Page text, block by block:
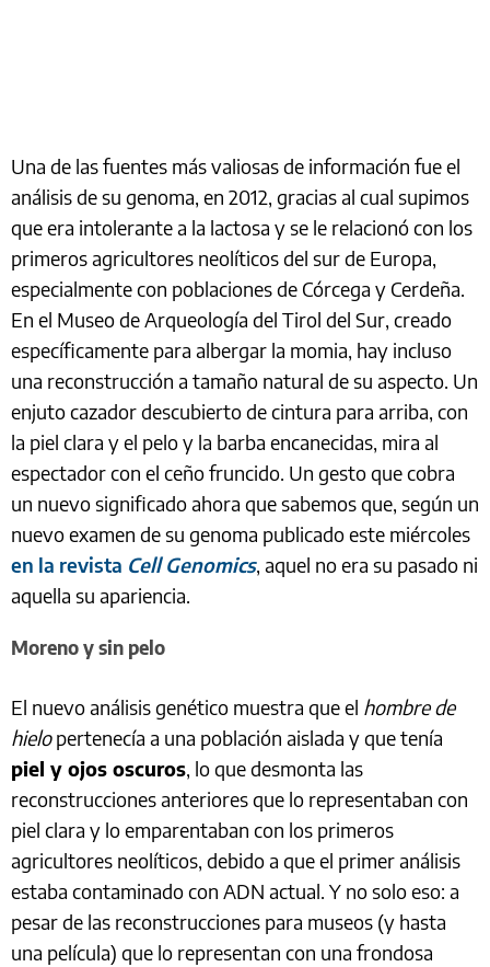
Una de las fuentes más valiosas de información fue el
análisis de su genoma, en 2012, gracias al cual supimos
que era intolerante a la lactosa y se le relacionó con los
primeros agricultores neolíticos del sur de Europa,
especialmente con poblaciones de Córcega y Cerdeña.
En el Museo de Arqueología del Tirol del Sur, creado
específicamente para albergar la momia, hay incluso
una reconstrucción a tamaño natural de su aspecto. Un
enjuto cazador descubierto de cintura para arriba, con
la piel clara y el pelo y la barba encanecidas, mira al
espectador con el ceño fruncido. Un gesto que cobra
un nuevo significado ahora que sabemos que, según un
nuevo examen de su genoma publicado este miércoles
en la revista Cell Genomics, aquel no era su pasado ni
aquella su apariencia.
Moreno y sin pelo
El nuevo análisis genético muestra que el hombre de
hielopertenecía a una población aislada y que tenía
piel y ojos oscuros, lo que desmonta las
reconstrucciones anteriores que lo representaban con
piel clara y lo emparentaban con los primeros
agricultores neolíticos, debido a que el primer análisis
estaba contaminado con ADN actual. Y no solo eso: a
pesar de las reconstrucciones para museos (y hasta
una película) que lo representan con una frondosa